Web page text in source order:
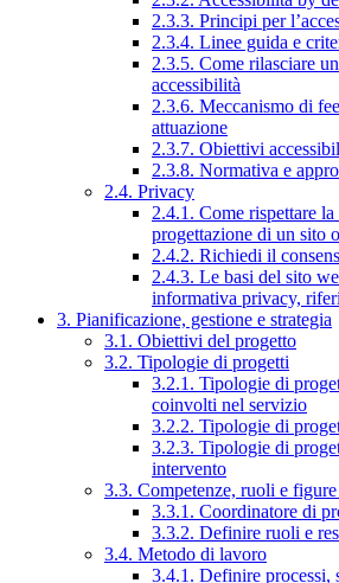
2.3.3. Principi per
2.3.4. Linee guida e
2.3.5. Come rilasciare
accessibilità
2.3.6. Meccanismo di
attuazione
2.3.7. Obiettivi
2.3.8. Normativa e
2.4. Privacy
2.4.1. Come rispettare
progettazione di un sito
2.4.2. Richiedi il
2.4.3. Le basi del sito
informativa privacy,
3. Pianificazione, gestione e strategia
3.1. Obiettivi del progetto
3.2. Tipologie di progetti
3.2.1. Tipologie di
coinvolti nel servizio
3.2.2. Tipologie di
3.2.3. Tipologie di
intervento
3.3. Competenze, ruoli e
3.3.1. Coordinatore di
3.3.2. Definire ruoli e
3.4. Metodo di lavoro
3.4.1. Definire processi,